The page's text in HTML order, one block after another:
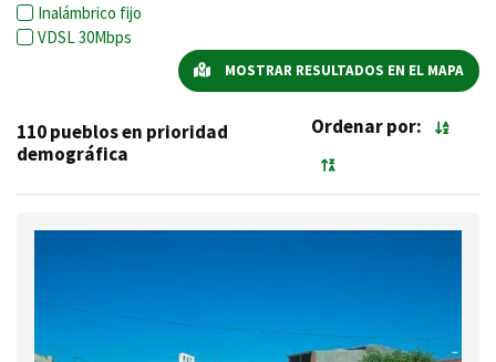
Inalámbrico fijo
VDSL 30Mbps
MOSTRAR RESULTADOS EN EL MAPA
110 pueblos en prioridad
demográfica
Ordenar por: